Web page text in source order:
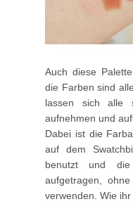
Auch diese
die Farben sind
lassen sich alle
aufnehmen und
Dabei ist die
auf dem
benutzt und
aufgetragen,
verwenden. Wie